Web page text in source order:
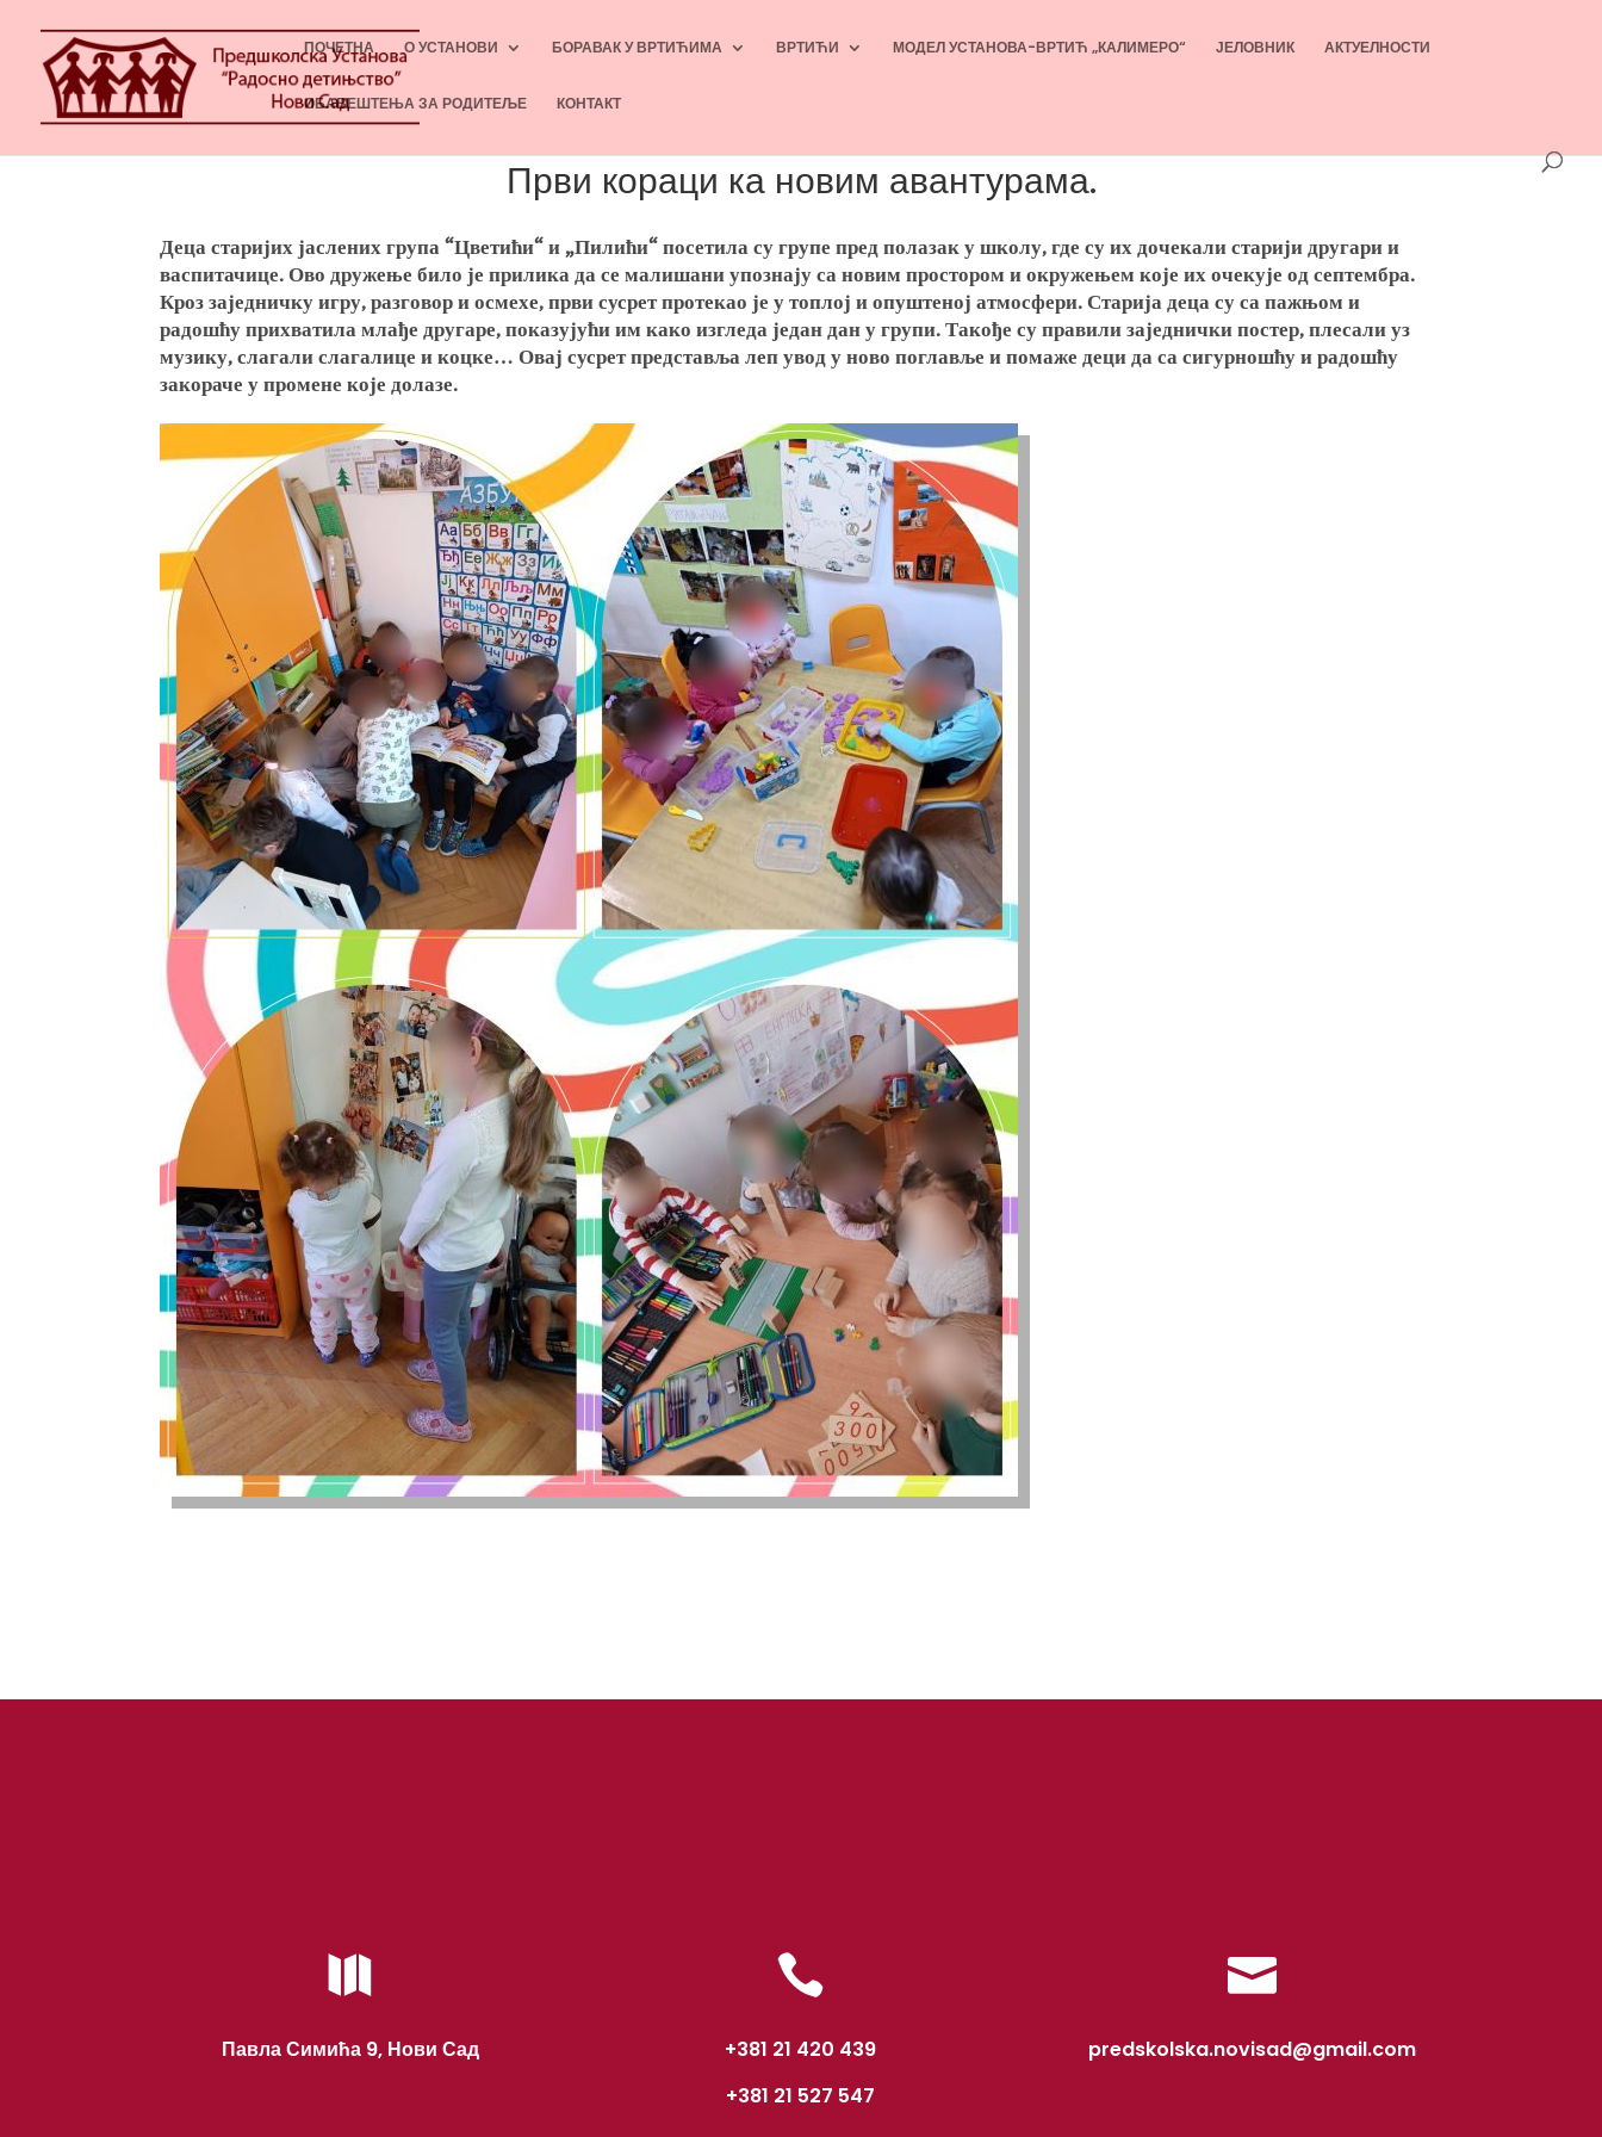
ПОЧЕТНА О УСТАНОВИ БОРАВАК У ВРТИЋИМА ВРТИЋИ МОДЕЛ УСТАНОВА-ВРТИЋ „КАЛИМЕРО“ ЈЕЛОВНИК АКТУЕЛНОСТИ
ОБАВЕШТЕЊА ЗА РОДИТЕЉЕ КОНТАКТ
Први кораци ка новим авантурама.
Деца старијих јаслених група “Цветићи“ и „Пилићи“ посетила су групе пред полазак у школу, где су их дочекали старији другари и
васпитачице. Ово дружење било је прилика да се малишани упознају са новим простором и окружењем које их очекује од септембра.
Кроз заједничку игру, разговор и осмехе, први сусрет протекао је у топлој и опуштеној атмосфери. Старија деца су са пажњом и
радошћу прихватила млађе другаре, показујући им како изгледа један дан у групи. Такође су правили заједнички постер, плесали уз
музику, слагали слагалице и коцке… Овај сусрет представља леп увод у ново поглавље и помаже деци да са сигурношћу и радошћу
закораче у промене које долазе.

Павла Симића 9, Нови Сад

+381 21 420 439
+381 21 527 547

predskolska.novisad@gmail.com